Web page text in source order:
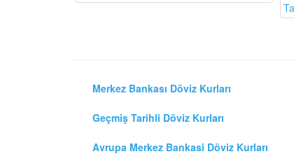
Merkez Bankası Döviz Kurları
Geçmiş Tarihli Döviz Kurları
Avrupa Merkez Bankasi Döviz Kurları